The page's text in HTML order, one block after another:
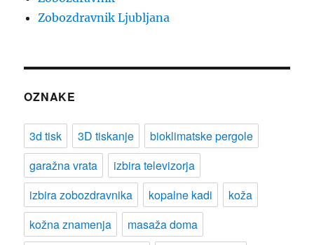
Zobozdravnik Ljubljana
OZNAKE
3d tisk 3D tiskanje
bioklimatske pergole
garažna vrata
izbira televizorja
izbira zobozdravnika
kopalne kadi
koža
kožna znamenja
masaža doma